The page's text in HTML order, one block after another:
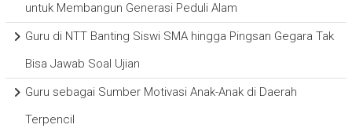
untuk Membangun Generasi Peduli Alam
Guru di NTT Banting Siswi SMA hingga Pingsan Gegara Tak
Bisa Jawab Soal Ujian
Guru sebagai Sumber Motivasi Anak-Anak di Daerah
Terpencil